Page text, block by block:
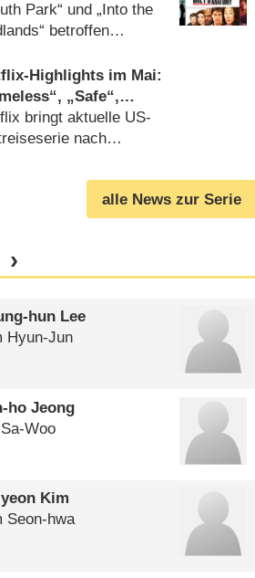
& Netflix
Park“ und „Into the
betroffen
Highlights im Mai:
„Safe“,
„Trolljäger“ und
Rain“
bringt aktuelle US-
nach
alle News zur Serie
hun Lee
Hyun-Jun
ho Jeong
Woo
Kim
Seon-hwa